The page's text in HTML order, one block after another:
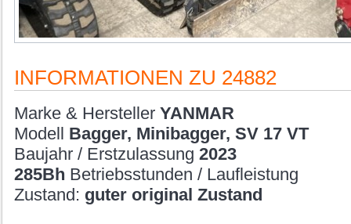
INFORMATIONEN ZU 24882
Marke & Hersteller YANMAR
Modell Bagger, Minibagger, SV 17 VT
Baujahr / Erstzulassung 2023
285Bh Betriebsstunden / Laufleistung
Zustand: guter original Zustand